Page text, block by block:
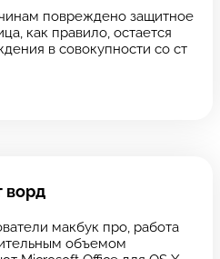
повреждено защитное
как правило, остается
в совокупности со ст
ворд
макбук про, работа
объемом
в который хотите
свой отзыв